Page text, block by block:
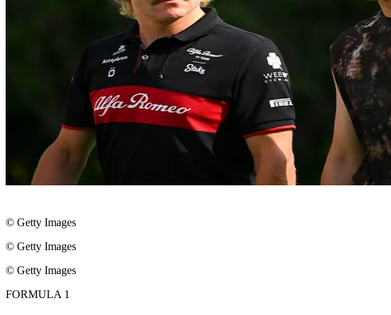
© Getty Images
© Getty Images
© Getty Images
FORMULA 1